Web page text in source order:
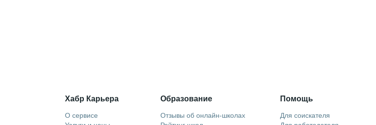
Хабр Карьера
О сервисе
Образование
Отзывы об онлайн-школах
Помощь
Для соискателя